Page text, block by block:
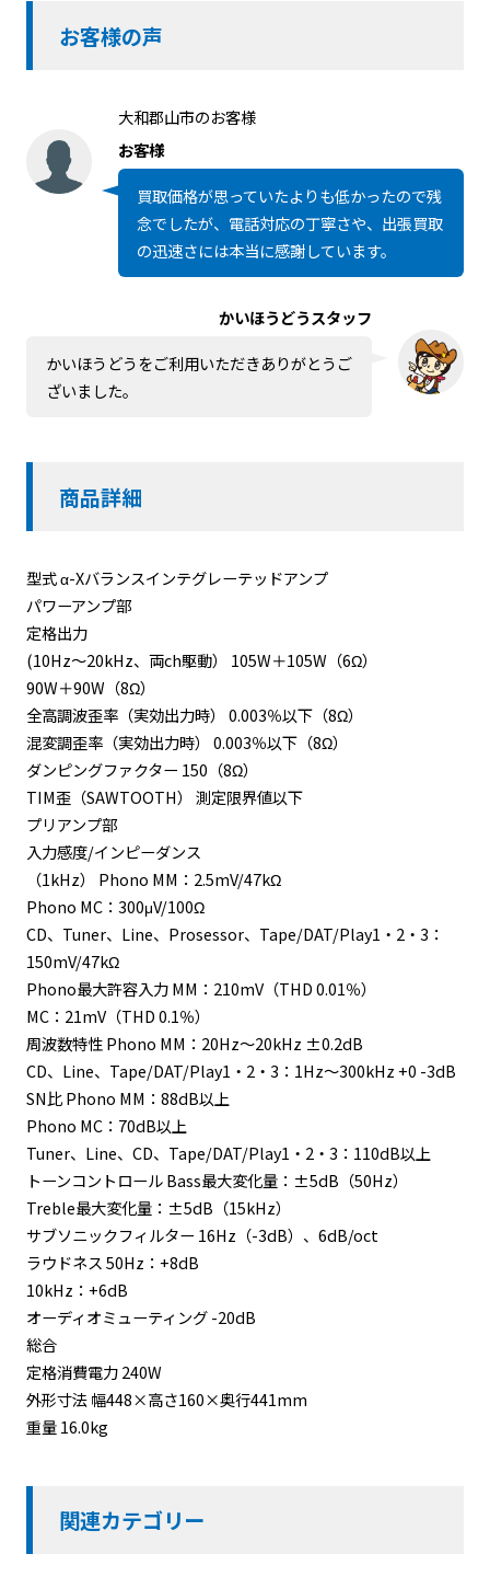
お客様の声
大和郡山市のお客様
お客様
買取価格が思っていたよりも低かったので残
念でしたが、電話対応の丁寧さや、出張買取
の迅速さには本当に感謝しています。
かいほうどうスタッフ
かいほうどうをご利用いただきありがとうご
ざいました。
商品詳細
型式 α-Xバランスインテグレーテッドアンプ
パワーアンプ部
定格出力
(10Hz～20kHz、両ch駆動） 105W＋105W（6Ω）
90W＋90W（8Ω）
全高調波歪率（実効出力時） 0.003％以下（8Ω）
混変調歪率（実効出力時） 0.003％以下（8Ω）
ダンピングファクター 150（8Ω）
TIM歪（SAWTOOTH） 測定限界値以下
プリアンプ部
入力感度/インピーダンス
（1kHz） Phono MM：2.5mV/47kΩ
Phono MC：300μV/100Ω
CD、Tuner、Line、Prosessor、Tape/DAT/Play1・2・3：
150mV/47kΩ
Phono最大許容入力 MM：210mV（THD 0.01％）
MC：21mV（THD 0.1％）
周波数特性 Phono MM：20Hz～20kHz ±0.2dB
CD、Line、Tape/DAT/Play1・2・3：1Hz～300kHz +0 -3dB
SN比 Phono MM：88dB以上
Phono MC：70dB以上
Tuner、Line、CD、Tape/DAT/Play1・2・3：110dB以上
トーンコントロール Bass最大変化量：±5dB（50Hz）
Treble最大変化量：±5dB（15kHz）
サブソニックフィルター 16Hz（-3dB）、6dB/oct
ラウドネス 50Hz：+8dB
10kHz：+6dB
オーディオミューティング -20dB
総合
定格消費電力 240W
外形寸法 幅448×高さ160×奥行441mm
重量 16.0kg
関連カテゴリー